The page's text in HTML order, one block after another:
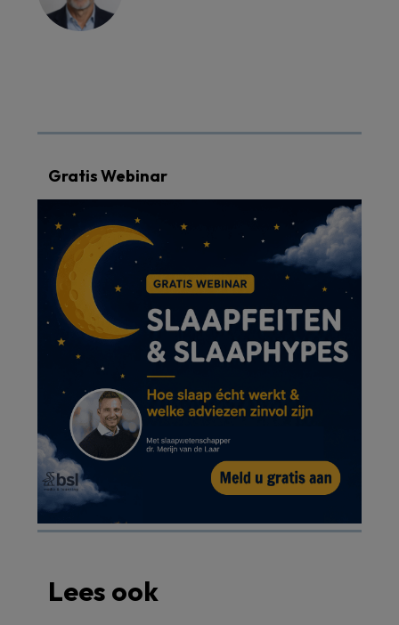
Gratis Webinar
Lees ook